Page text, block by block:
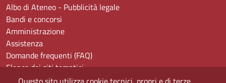
Albo di Ateneo - Pubblicità legale
Bandi e concorsi
Amministrazione
Assistenza
Domande frequenti (FAQ)
Elenco dei siti tematici
Mappa del sito